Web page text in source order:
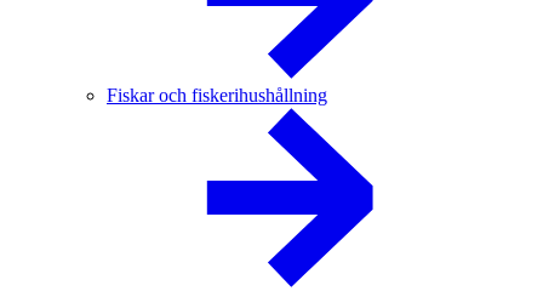
Fiskar och fiskerihushållning